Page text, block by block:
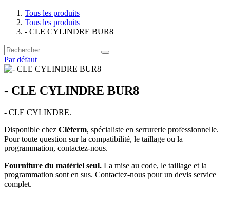
Tous les produits
Tous les produits
- CLE CYLINDRE BUR8
Par défaut
- CLE CYLINDRE BUR8
- CLE CYLINDRE.
Disponible chez Cléferm, spécialiste en serrurerie professionnelle.
Pour toute question sur la compatibilité, le taillage ou la
programmation, contactez-nous.
Fourniture du matériel seul. La mise au code, le taillage et la
programmation sont en sus. Contactez-nous pour un devis service
complet.